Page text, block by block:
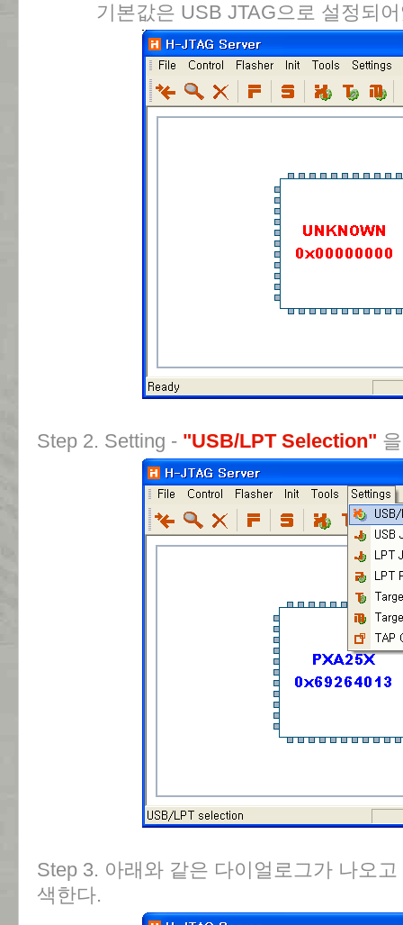
기본값은 USB JTAG으로 설정되어
Step 2. Setting - "USB/LPT Selection"
Step 3. 아래와 같은 다이얼로그가 나오
색한다.